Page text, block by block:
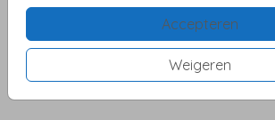
Accepteren
Weigeren